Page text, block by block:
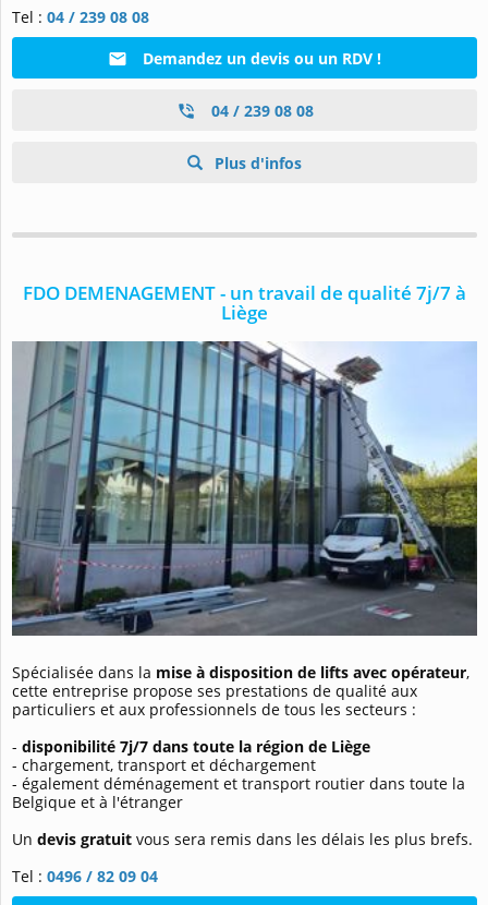
Tel : 04 / 239 08 08
Demandez un devis ou un RDV !
04 / 239 08 08
Plus d'infos
FDO DEMENAGEMENT - un travail de qualité 7j/7 à
Liège
Spécialisée dans la mise à disposition de lifts avec opérateur,
cette entreprise propose ses prestations de qualité aux
particuliers et aux professionnels de tous les secteurs :
- disponibilité 7j/7 dans toute la région de Liège
- chargement, transport et déchargement
- également déménagement et transport routier dans toute la
Belgique et à l'étranger
Un devis gratuit vous sera remis dans les délais les plus brefs.
Tel : 0496 / 82 09 04